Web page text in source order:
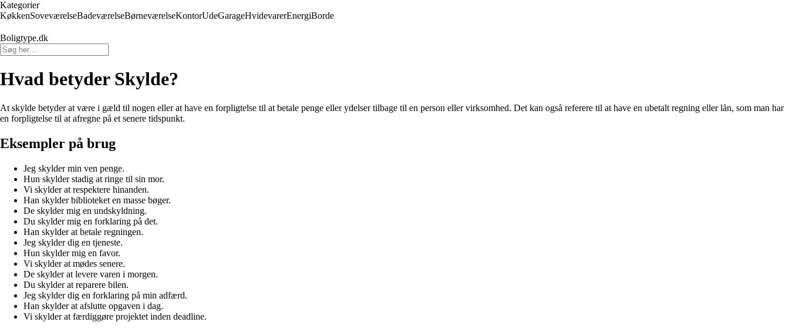
Kategorier
KøkkenSoveværelseBadeværelseBørneværelseKontorUdeGarageHvidevarerEnergiBorde
Boligtype.dk
Hvad betyder Skylde?
At skylde betyder at være i gæld til nogen eller at have en forpligtelse til at betale penge eller ydelser tilbage til en person eller virksomhed. Det kan også referere til at have en ubetalt regning eller lån, som man har
en forpligtelse til at afregne på et senere tidspunkt.
Eksempler på brug
Jeg skylder min ven penge.
Hun skylder stadig at ringe til sin mor.
Vi skylder at respektere hinanden.
Han skylder biblioteket en masse bøger.
De skylder mig en undskyldning.
Du skylder mig en forklaring på det.
Han skylder at betale regningen.
Jeg skylder dig en tjeneste.
Hun skylder mig en favor.
Vi skylder at mødes senere.
De skylder at levere varen i morgen.
Du skylder at reparere bilen.
Jeg skylder dig en forklaring på min adfærd.
Han skylder at afslutte opgaven i dag.
Vi skylder at færdiggøre projektet inden deadline.